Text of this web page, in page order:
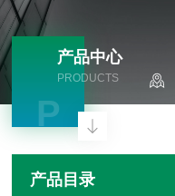
产品中心
PRODUCTS
P
产品目录